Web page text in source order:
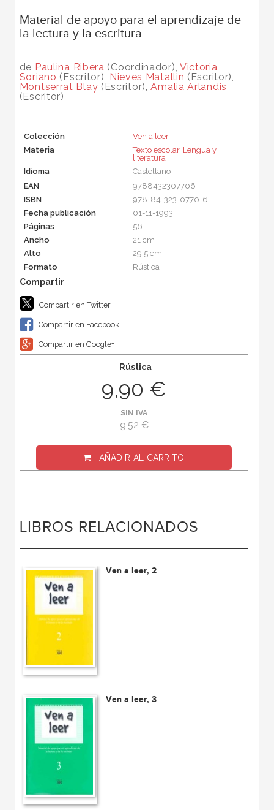
Material de apoyo para el aprendizaje de
la lectura y la escritura
de Paulina Ribera (Coordinador), Victoria
Soriano (Escritor), Nieves Matallin (Escritor),
Montserrat Blay (Escritor),Amalia Arlandis
(Escritor)
Colección
Ven a leer
Materia
Texto escolar, Lengua y
literatura
Idioma
Castellano
EAN
9788432307706
ISBN
978-84-323-0770-6
Fecha publicación
01-11-1993
Páginas
56
Ancho
21 cm
Alto
29,5 cm
Formato
Rústica
Compartir en Twitter
Compartir en Facebook
Compartir en Google+
Rústica
9,90 €
SIN IVA
9,52 €
AÑADIR AL CARRITO
LIBROS RELACIONADOS
Ven a leer, 2
Ven a leer, 3